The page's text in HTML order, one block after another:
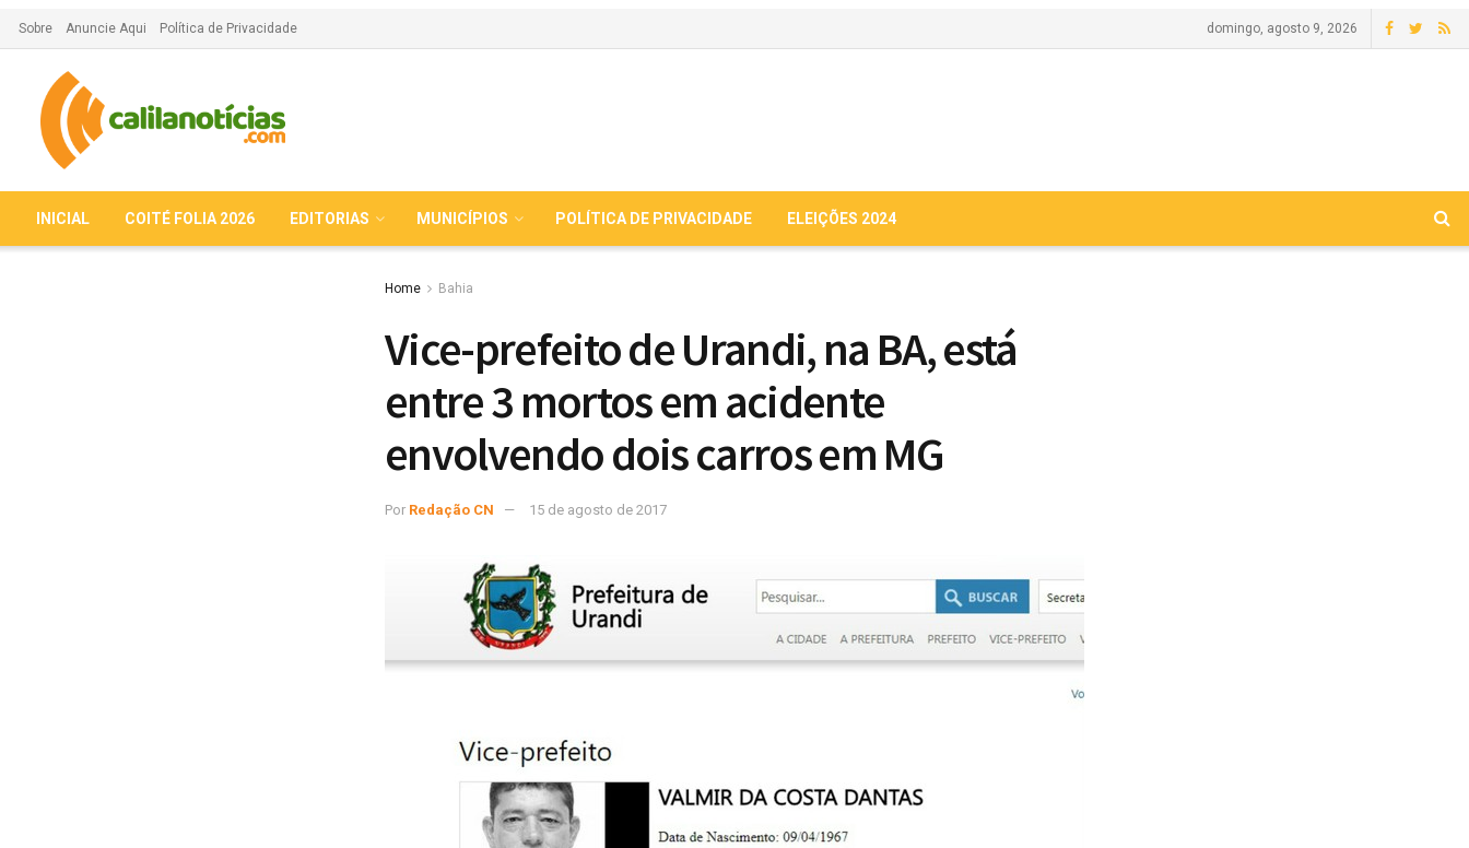
Sobre Anuncie Aqui Política de Privacidade domingo, agosto 9, 2026
INICIAL COITÉ FOLIA 2026 EDITORIAS MUNICÍPIOS POLÍTICA DE PRIVACIDADE ELEIÇÕES 2024
Home Bahia
Vice-prefeito de Urandi, na BA, está
entre 3 mortos em acidente
envolvendo dois carros em MG
Por Redação CN 15 de agosto de 2017